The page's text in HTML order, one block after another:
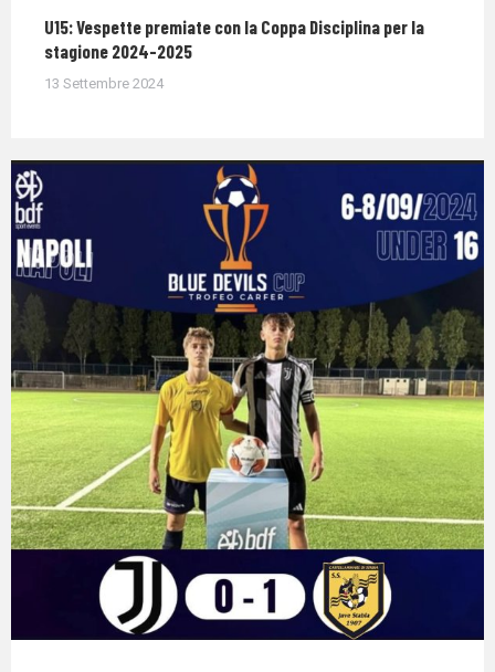
U15: Vespette premiate con la Coppa Disciplina per la
stagione 2024-2025
13 Settembre 2024